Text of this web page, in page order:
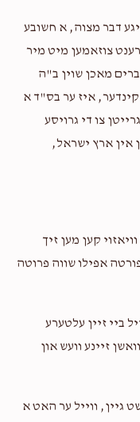
2 years ago
Anonymous
דבר מצוה, א חשובע
צוזאמען מיט מיר
מאכן שוין ב"ה
איז ער בס"ד א
צו די גרויסע
אין ארץ ישראל,
קען מען זיך
אפילו שווה פרוטה
ביי זיין עלטערע
זיינע וועש און
גיין, ווייל ער האט א